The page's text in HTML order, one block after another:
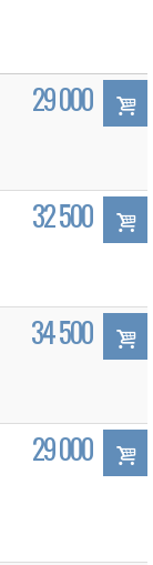
29 000
32 500
34 500
29 000